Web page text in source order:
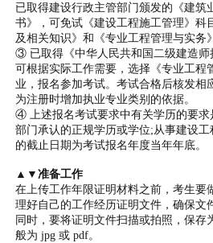
已取得建设行政主管部门颁发的《建筑
书》，可免试《建设工程施工管理》科
及相关知识》和《专业工程管理与实务
③ 已取得《中华人民共和国二级建造师
可根据实际工作需要，选择《专业工程
业，报名参加考试。考试合格后核发相
为注册时增加执业专业类别的依据。
④ 上述报名考试要求中有关学历的要求
部门承认的正规学历或学位;从事建设
的截止日期为考试报名年度当年年底。
▲▼准备工作
在上传工作年限证明材料之前，考生要
理好自己的工作经历证明文件，确保文
同时，要将证明文件扫描或拍照，保存
般为 jpg 或 pdf。